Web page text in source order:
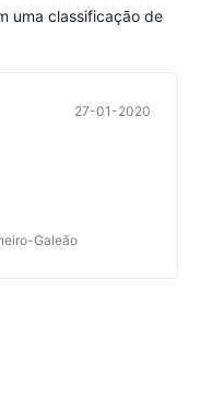
uma classificação de
27-01-2020
Galeão